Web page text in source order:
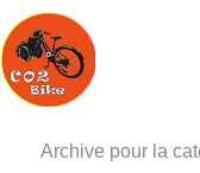
Archive pour la